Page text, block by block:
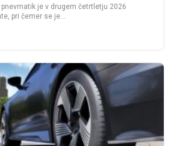
je v drugem četrtletju 2026
pri čemer se je…